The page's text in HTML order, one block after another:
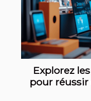
Explorez
pour